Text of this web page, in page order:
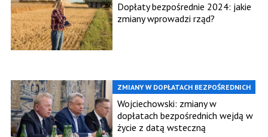
Dopłaty bezpośrednie 2024: jakie
zmiany wprowadzi rząd?
ZMIANY W DOPŁATACH BEZPOŚREDNICH
Wojciechowski: zmiany w
dopłatach bezpośrednich wejdą w
życie z datą wsteczną